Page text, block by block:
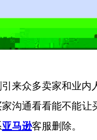
来众多卖家和业内
沟通看看能不能
亚马逊客服删除。